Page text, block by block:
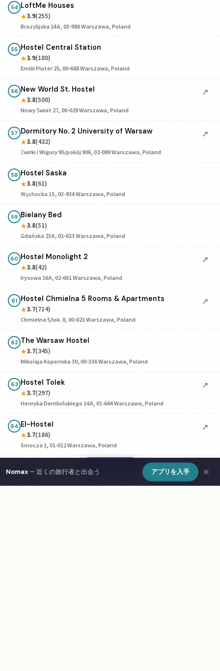
54 LoftMe Houses
★3.9(255)
Brazylijska 14A, 03-986 Warszawa, Poland
55 Hostel Central Station
★3.9(180)
Emilii Plater 25, 00-688 Warszawa, Poland
56 New World St. Hostel
★3.8(500)
Nowy Świat 27, 00-029 Warszawa, Poland
↗
57 Dormitory No. 2 University of Warsaw
★3.8(432)
Żwirki i Wigury 95/pokój 906, 02-089 Warszawa, Poland
↗
58 Hostel Saska
★3.8(61)
Wąchocka 1S, 03-934 Warszawa, Poland
59 Bielany Bed
★3.8(51)
Gdańska 23A, 01-633 Warszawa, Poland
60 Hostel Monolight 2
★3.8(42)
Irysowa 16A, 02-661 Warszawa, Poland
↗
61 Hostel Chmielna 5 Rooms & Apartments
★3.7(714)
Chmielna 5/lok. 8, 00-021 Warszawa, Poland
↗
62 The Warsaw Hostel
★3.7(345)
Mikołaja Kopernika 30, 00-336 Warszawa, Poland
63 Hostel Tolek
★3.7(297)
Henryka Dembińskiego 14A, 01-644 Warszawa, Poland
↗
64 El-Hostel
★3.7(186)
Smocza 1, 01-012 Warszawa, Poland
↗
ClickTheFlat Hoża Street Apart Rooms
★3.7 (82)
Hoża 43/49, 00-681 Warszawa, Poland
↗
Nomax — 近くの旅行者と出会う アプリを入手